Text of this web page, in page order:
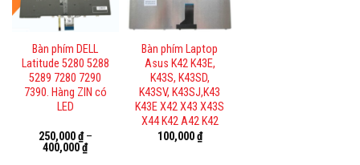
sản
phẩm
sản
phẩm
Bàn phím DELL
Latitude 5280 5288
5289 7280 7290
7390. Hàng ZIN có
LED
250,000₫–
400,000₫
Bàn phím Laptop
Asus K42 K43E,
K43S, K43SD,
K43SV, K43SJ,K43
K43E X42 X43 X43S
X44 K42 A42 K42
100,000₫